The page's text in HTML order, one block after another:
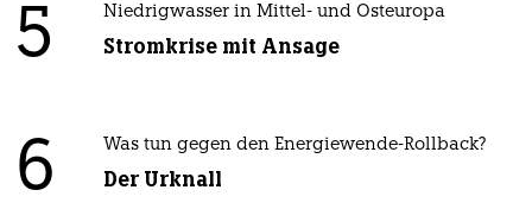
5 Niedrigwasser in Mittel- und Osteuropa
Stromkrise mit Ansage
6 Was tun gegen den Energiewende-Rollback?
Der Urknall